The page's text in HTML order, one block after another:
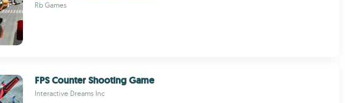
Rb Games
FPS Counter Shooting Game
Interactive Dreams Inc